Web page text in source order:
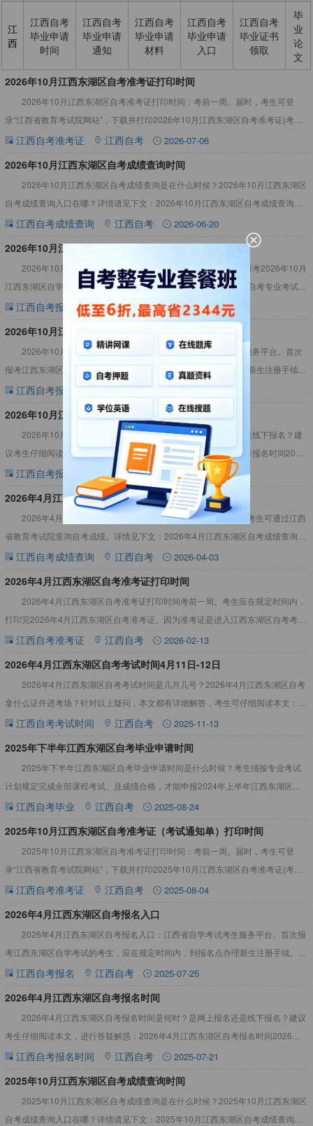
江
西
江西自考
毕业申请
时间
江西自考
毕业申请
通知
江西自考
毕业申请
材料
江西自考
毕业申请
入口
江西自考
毕业证书
领取
毕
业
论
文
​2026年10月江西东湖区自考准考证打印时间
2026年10月江西东湖区自考准考证打印时间：考前一周。届时，考生可登
录“江西省教育考试院网站”，下载并打印2026年10月江西东湖区自考准考证(考试
通知单)。详情如下：2026年10月江西东湖区自考
江西自考准考证 江西自考 2026-07-06
​2026年10月江西东湖区自考成绩查询时间
2026年10月江西东湖区自考成绩查询是在什么时候？2026年10月江西东湖区
自考成绩查询入口在哪？详情请见下文：2026年10月江西东湖区自考成绩查询时
间考试成绩于11月下旬在江西省教育考试院网站公
江西自考成绩查询 江西自考 2026-06-20
2026年10月江西东湖区自考报名条件
2026年10月江西东湖区自考报名条件都有哪些？什么人不得报考2026年10月
江西东湖区自学考试？考生若有以上疑问，可仔细阅读下文：江西自考专业考试资
料大全，辅助备考2026年10月江西东湖区自考报名
江西自考报名 江西自考 2026-06-12
2026年10月江西东湖区自考报名入口
2026年10月江西东湖区自考报名入口：江西省自学考试考生服务平台。首次
报考江西东湖区自学考试的考生，应在规定时间内，到报名点办理新生注册手续。
注册完成后，方可进入2026年10月江西东湖区自考报名入
江西自考报名 江西自考 2026-06-11
​2026年10月江西东湖区自考报名时间
2026年10月江西东湖区自考报名时间是何时？是网上报名还是线下报名？建
议考生仔细阅读本文，进行答疑解惑：2026年10月江西东湖区自考报名时间2026
年10月江西东湖区自考报名时间预计7月初参考20
江西自考报名时间 江西自考 2026-05-09
​2026年4月江西东湖区自考成绩查询时间
2026年4月江西东湖区自考成绩查询时间是什么时候？届时，考生可通过江西
省教育考试院查询自考成绩。详情见下文：2026年4月江西东湖区自考成绩查询时
间2026年4月江西东湖区自考成绩查询时间预计5月参
江西自考成绩查询 江西自考 2026-04-03
​2026年4月江西东湖区自考准考证打印时间
2026年4月江西东湖区自考准考证打印时间考前一周。考生应在规定时间内，
打印完2026年4月江西东湖区自考准考证。因为准考证是进入江西东湖区自考考场
的凭证之一。详情如下：2026年4月江西东湖区自考准
江西自考准考证 江西自考 2026-02-13
​2026年4月江西东湖区自考考试时间4月11日-12日
2026年4月江西东湖区自考考试时间是几月几号？2026年4月江西东湖区自考
拿什么证件进考场？针对以上疑问，本文都有详细解答，考生可仔细阅读本文：
2026年4月江西东湖区自考考试时间2026年4月江西
江西自考考试时间 江西自考 2025-11-13
​2025年下半年江西东湖区自考毕业申请时间
2025年下半年江西东湖区自考毕业申请时间是什么时候？考生须按专业考试
计划规定完成全部课程考试、且成绩合格，才能申报2024年上半年江西东湖区自
考毕业。考生若有其它疑问，可进入自考生网江西自考毕业栏目
江西自考毕业 江西自考 2025-08-24
​2025年10月江西东湖区自考准考证（考试通知单）打印时间
2025年10月江西东湖区自考准考证打印时间：考前一周。届时，考生可登
录“江西省教育考试院网站”，下载并打印2025年10月江西东湖区自考准考证(考试
通知单)。详情如下：2025年10月江西东湖区自考
江西自考准考证 江西自考 2025-08-04
2026年4月江西东湖区自考报名入口
2026年4月江西东湖区自考报名入口：江西省自学考试考生服务平台。首次报
考江西东湖区自学考试的考生，应在规定时间内，到报名点办理新生注册手续。注
册完成后，方可进入2026年4月江西东湖区自考报名入口，
江西自考报名 江西自考 2025-07-25
​2026年4月江西东湖区自考报名时间
2026年4月江西东湖区自考报名时间是何时？是网上报名还是线下报名？建议
考生仔细阅读本文，进行答疑解惑：2026年4月江西东湖区自考报名时间2026年4
月江西东湖区自考报名时间预计1月参考：2025年
江西自考报名时间 江西自考 2025-07-21
​2025年10月江西东湖区自考成绩查询时间
2025年10月江西东湖区自考成绩查询是在什么时候？2025年10月江西东湖区
自考成绩查询入口在哪？详情请见下文：2025年10月江西东湖区自考成绩查询时